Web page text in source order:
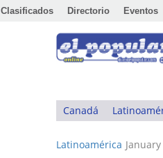
Clasificados Directorio Eventos
Canadá
Latinoamérica